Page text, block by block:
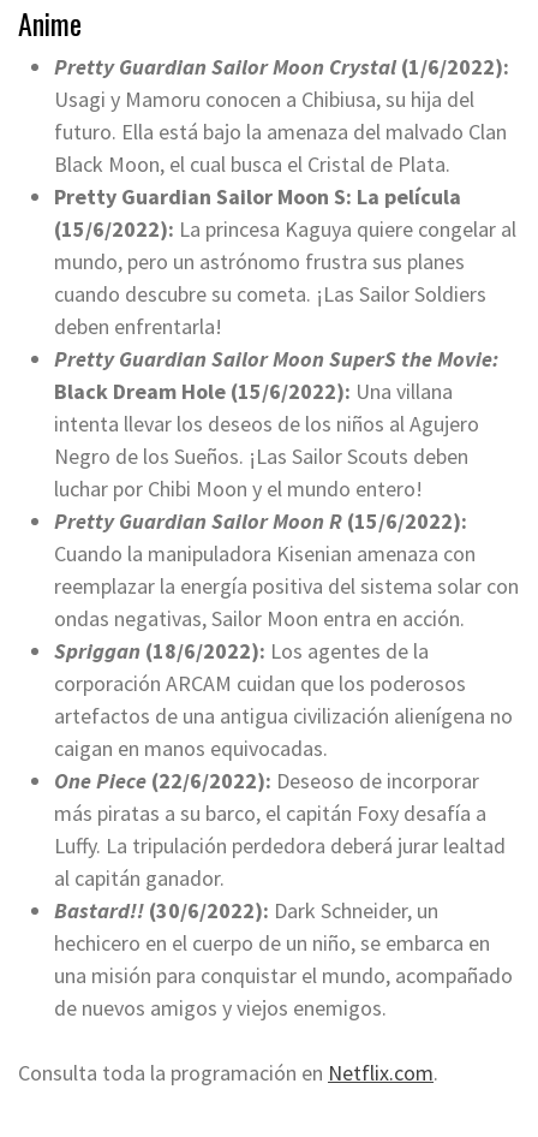
Anime
Pretty Guardian Sailor Moon Crystal (1/6/2022):
Usagi y Mamoru conocen a Chibiusa, su hija del
futuro. Ella está bajo la amenaza del malvado Clan
Black Moon, el cual busca el Cristal de Plata.
Pretty Guardian Sailor Moon S: La película
(15/6/2022): La princesa Kaguya quiere congelar al
mundo, pero un astrónomo frustra sus planes
cuando descubre su cometa. ¡Las Sailor Soldiers
deben enfrentarla!
Pretty Guardian Sailor Moon SuperS the Movie:
Black Dream Hole (15/6/2022): Una villana
intenta llevar los deseos de los niños al Agujero
Negro de los Sueños. ¡Las Sailor Scouts deben
luchar por Chibi Moon y el mundo entero!
Pretty Guardian Sailor Moon R (15/6/2022):
Cuando la manipuladora Kisenian amenaza con
reemplazar la energía positiva del sistema solar con
ondas negativas, Sailor Moon entra en acción.
Spriggan (18/6/2022): Los agentes de la
corporación ARCAM cuidan que los poderosos
artefactos de una antigua civilización alienígena no
caigan en manos equivocadas.
One Piece (22/6/2022): Deseoso de incorporar
más piratas a su barco, el capitán Foxy desafía a
Luffy. La tripulación perdedora deberá jurar lealtad
al capitán ganador.
Bastard!! (30/6/2022): Dark Schneider, un
hechicero en el cuerpo de un niño, se embarca en
una misión para conquistar el mundo, acompañado
de nuevos amigos y viejos enemigos.
Consulta toda la programación en Netflix.com.